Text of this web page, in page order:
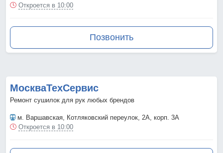
Откроется в 10:00
Позвонить
МоскваТехСервис
Ремонт сушилок для рук любых брендов
м. Варшавская , Котляковский переулок, 2А, корп. 3А
Откроется в 10:00